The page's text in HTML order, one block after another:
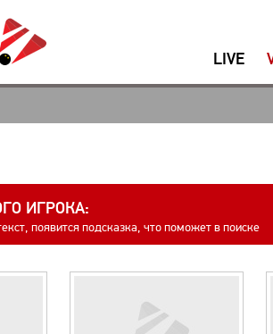
LIVE
ИГРОКА:
появится подсказка, что поможет в поиске